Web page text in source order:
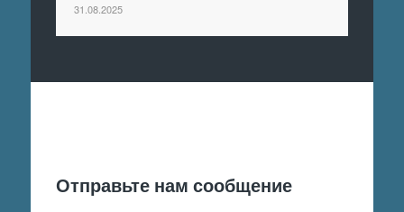
31.08.2025
Отправьте нам сообщение